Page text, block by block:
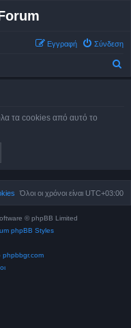
Σύνδεση
Εγγραφή
σ
η
τα cookies από αυτό το
Όλοι οι χρόνοι είναι UTC+03:00
© phpBB Limited
phpBB Styles
phpbbgr.com